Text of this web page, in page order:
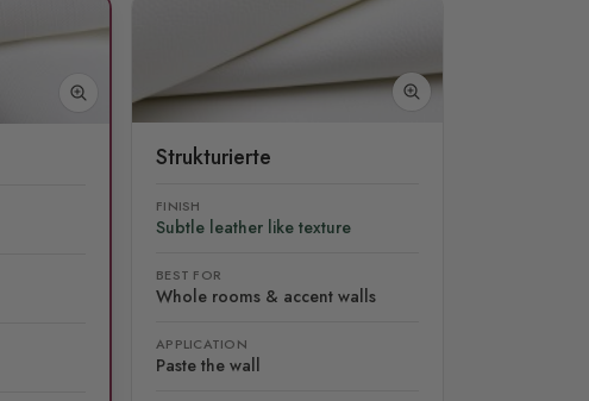
Strukturierte
FINISH
Subtle leather like texture
BEST FOR
Whole rooms & accent walls
APPLICATION
Paste the wall